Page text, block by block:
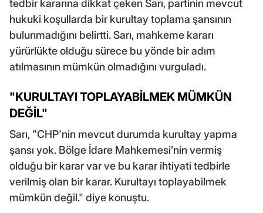
tedbir kararına dikkat çeken Sarı, partinin mevcut
hukuki koşullarda bir kurultay toplama şansının
bulunmadığını belirtti. Sarı, mahkeme kararı
yürürlükte olduğu sürece bu yönde bir adım
atılmasının mümkün olmadığını vurguladı.
"KURULTAYI TOPLAYABİLMEK MÜMKÜN
DEĞİL"
Sarı, "CHP'nin mevcut durumda kurultay yapma
şansı yok. Bölge İdare Mahkemesi’nin vermiş
olduğu bir karar var ve bu karar ihtiyati tedbirle
verilmiş olan bir karar. Kurultayı toplayabilmek
mümkün değil." diye konuştu.